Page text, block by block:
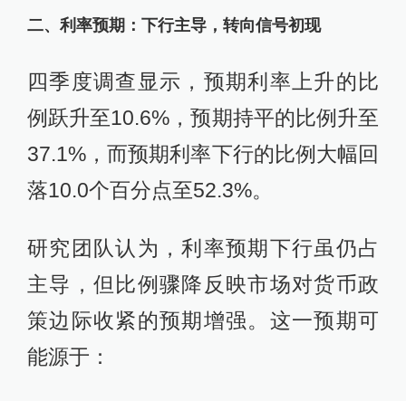
二、利率预期：下行主导，转向信号初现
四季度调查显示，预期利率上升的比
例跃升至10.6%，预期持平的比例升至
37.1%，而预期利率下行的比例大幅回
落10.0个百分点至52.3%。
研究团队认为，利率预期下行虽仍占
主导，但比例骤降反映市场对货币政
策边际收紧的预期增强。这一预期可
能源于：